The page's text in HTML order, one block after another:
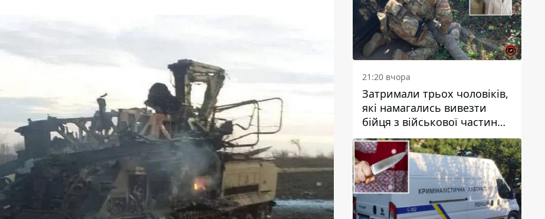
21:20 вчора
Затримали трьох чоловіків,
які намагались вивезти
бійця з військової частини
до Дніпра за 7 тисяч
доларів: серед них був лікар